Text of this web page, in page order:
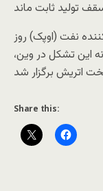
نفت (اوپک) روز
این تشکل در وین،
Share this: